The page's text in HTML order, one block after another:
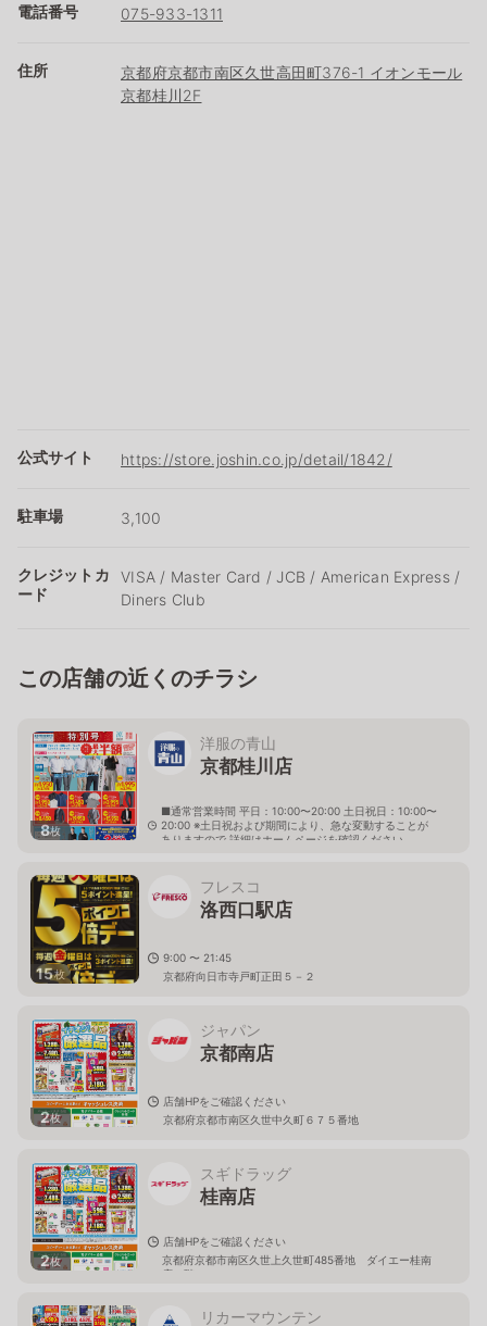
電話番号 075-933-1311
住所
京都府京都市南区久世高田町376-1 イオンモール
京都桂川2F
公式サイト https://store.joshin.co.jp/detail/1842/
駐車場 3,100
クレジットカ
ード
VISA / Master Card / JCB / American Express /
Diners Club
この店舗の近くのチラシ
8枚
洋服の青山
京都桂川店
■通常営業時間 平日：10:00〜20:00 土日祝日：10:00〜
20:00 ※土日祝および期間により、急な変動することが
ありますので 詳細はホームページを確認ください
15枚
フレスコ
洛西口駅店
9:00 〜 21:45
京都府向日市寺戸町正田５－２
2枚
ジャパン
京都南店
店舗HPをご確認ください
京都府京都市南区久世中久町６７５番地
2枚
スギドラッグ
桂南店
店舗HPをご確認ください
京都府京都市南区久世上久世町485番地 ダイエー桂南
店１階
リカーマウンテン